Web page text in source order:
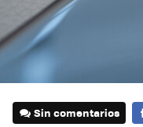
Sin comentarios